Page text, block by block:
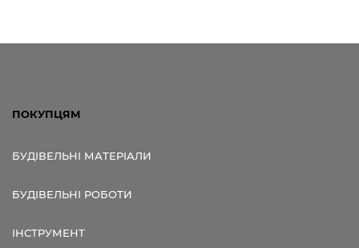
ПОКУПЦЯМ
БУДІВЕЛЬНІ МАТЕРІАЛИ
БУДІВЕЛЬНІ РОБОТИ
ІНСТРУМЕНТ